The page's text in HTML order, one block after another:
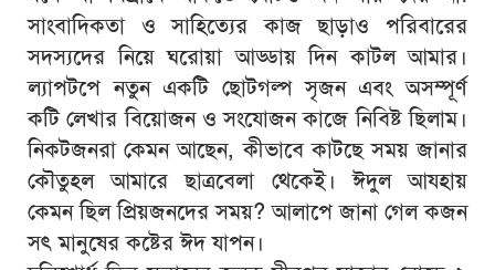
সাংবাদিকতা ও সাহিত্যের কাজ ছাড়াও পরিবারের
সদস্যদের নিয়ে ঘরোয়া আড্ডায় দিন কাটল আমার।
ল্যাপটপে নতুন একটি ছোটগল্প সৃজন এবং অসম্পূর্ণ
কটি লেখার বিয়োজন ও সংযোজন কাজে নিবিষ্ট ছিলাম।
নিকটজনরা কেমন আছেন, কীভাবে কাটছে সময় জানার
কৌতুহল আমারে ছাত্রবেলা থেকেই। ঈদুল আযহায়
কেমন ছিল প্রিয়জনদের সময়? আলাপে জানা গেল কজন
সৎ মানুষের কষ্টের ঈদ যাপন।